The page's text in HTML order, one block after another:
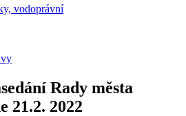
vodoprávní
Rady města
21.2. 2022